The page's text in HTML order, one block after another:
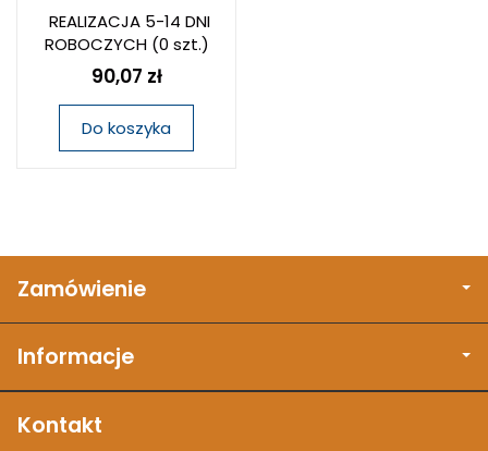
REALIZACJA 5-14 DNI
ROBOCZYCH(0 szt.)
90,07 zł
Do koszyka
Zamówienie
Informacje
Kontakt